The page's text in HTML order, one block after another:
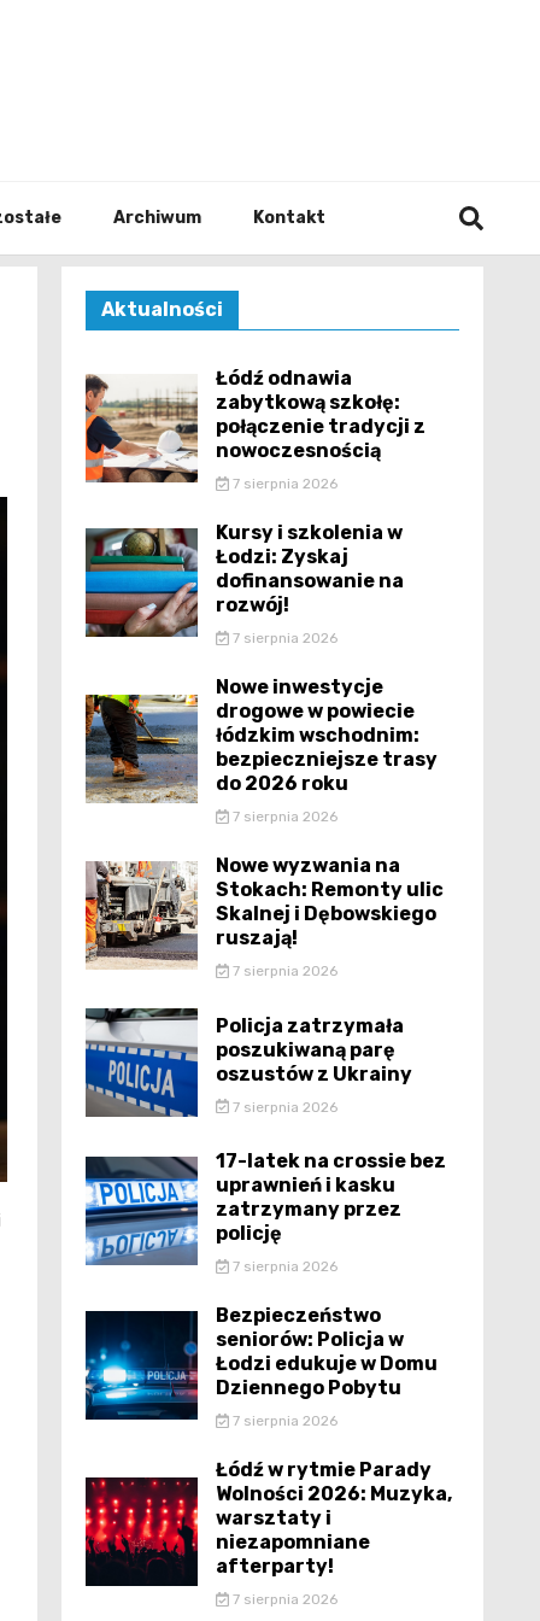
Archiwum Kontakt
Aktualności
Łódź odnawia
zabytkową szkołę:
połączenie tradycji z
nowoczesnością
7 sierpnia 2026
Kursy i szkolenia w
Łodzi: Zyskaj
dofinansowanie na
rozwój!
7 sierpnia 2026
Nowe inwestycje
drogowe w powiecie
łódzkim wschodnim:
bezpieczniejsze trasy
do 2026 roku
7 sierpnia 2026
Nowe wyzwania na
Stokach: Remonty ulic
Skalnej i Dębowskiego
ruszają!
7 sierpnia 2026
Policja zatrzymała
poszukiwaną parę
oszustów z Ukrainy
7 sierpnia 2026
17-latek na crossie bez
uprawnień i kasku
zatrzymany przez
policję
7 sierpnia 2026
Bezpieczeństwo
seniorów: Policja w
Łodzi edukuje w Domu
Dziennego Pobytu
7 sierpnia 2026
Łódź w rytmie Parady
Wolności 2026: Muzyka,
warsztaty i
niezapomniane
afterparty!
7 sierpnia 2026